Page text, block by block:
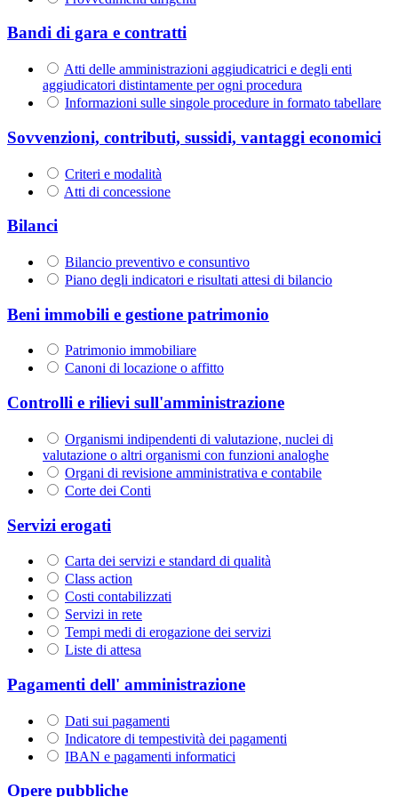
Bandi di gara e contratti
Atti delle amministrazioni aggiudicatrici e degli enti
aggiudicatori distintamente per ogni procedura
Informazioni sulle singole procedure in formato tabellare
Sovvenzioni, contributi, sussidi, vantaggi economici
Criteri e modalità
Atti di concessione
Bilanci
Bilancio preventivo e consuntivo
Piano degli indicatori e risultati attesi di bilancio
Beni immobili e gestione patrimonio
Patrimonio immobiliare
Canoni di locazione o affitto
Controlli e rilievi sull'amministrazione
Organismi indipendenti di valutazione, nuclei di
valutazione o altri organismi con funzioni analoghe
Organi di revisione amministrativa e contabile
Corte dei Conti
Servizi erogati
Carta dei servizi e standard di qualità
Class action
Costi contabilizzati
Servizi in rete
Tempi medi di erogazione dei servizi
Liste di attesa
Pagamenti dell' amministrazione
Dati sui pagamenti
Indicatore di tempestività dei pagamenti
IBAN e pagamenti informatici
Opere pubbliche